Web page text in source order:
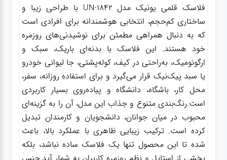
فلاسک قلمی یونیک مدل UN-1842 با طراحی زیبا و
ساختاری کم‌حجم، انتخابی هوشمندانه برای افرادی است
که به دنبال همراهی مطمئن برای نوشیدنی‌های روزمره
خود هستند. این فلاسک با بدنه‌ای باریک، سبک و
ارگونومیک، به‌راحتی در کیف، کوله‌پشتی، جا لیوانی خودرو
یا سبد پیک‌نیک قرار می‌گیرد و برای استفاده روزانه، سفر،
محل کار، باشگاه، دانشگاه و پیاده‌روی بسیار کاربردی
است.رنگ‌بندی متنوع و جذاب این مدل، آن را به گزینه‌ای
محبوب در میان جوانان، دانشجویان و کارمندان تبدیل
کرده است. ترکیب زیبایی ظاهری با عملکرد بالا، باعث
شده تا این محصول تنها یک فلاسک ساده نباشد، بلکه